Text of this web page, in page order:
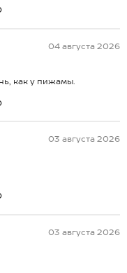
04 августа 2026
как у пижамы.
03 августа 2026
03 августа 2026